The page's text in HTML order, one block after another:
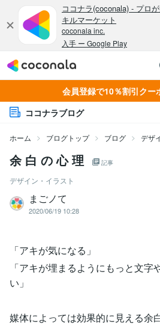
会員登録で10％割引クー
ココナラブログ
ホーム ブログトップ ブログ デザ
余 白 の 心 理 記事
デザイン・イラスト
まごノて
2020/06/19 10:28
「アキが気になる」
「アキが埋まるようにもっと文字
い」
媒体によっては効果的に見える余